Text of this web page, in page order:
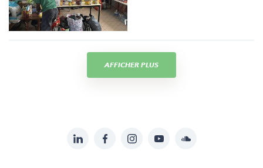
AFFICHER PLUS
LinkedInFacebookInstagramYouTubeSoundcloud